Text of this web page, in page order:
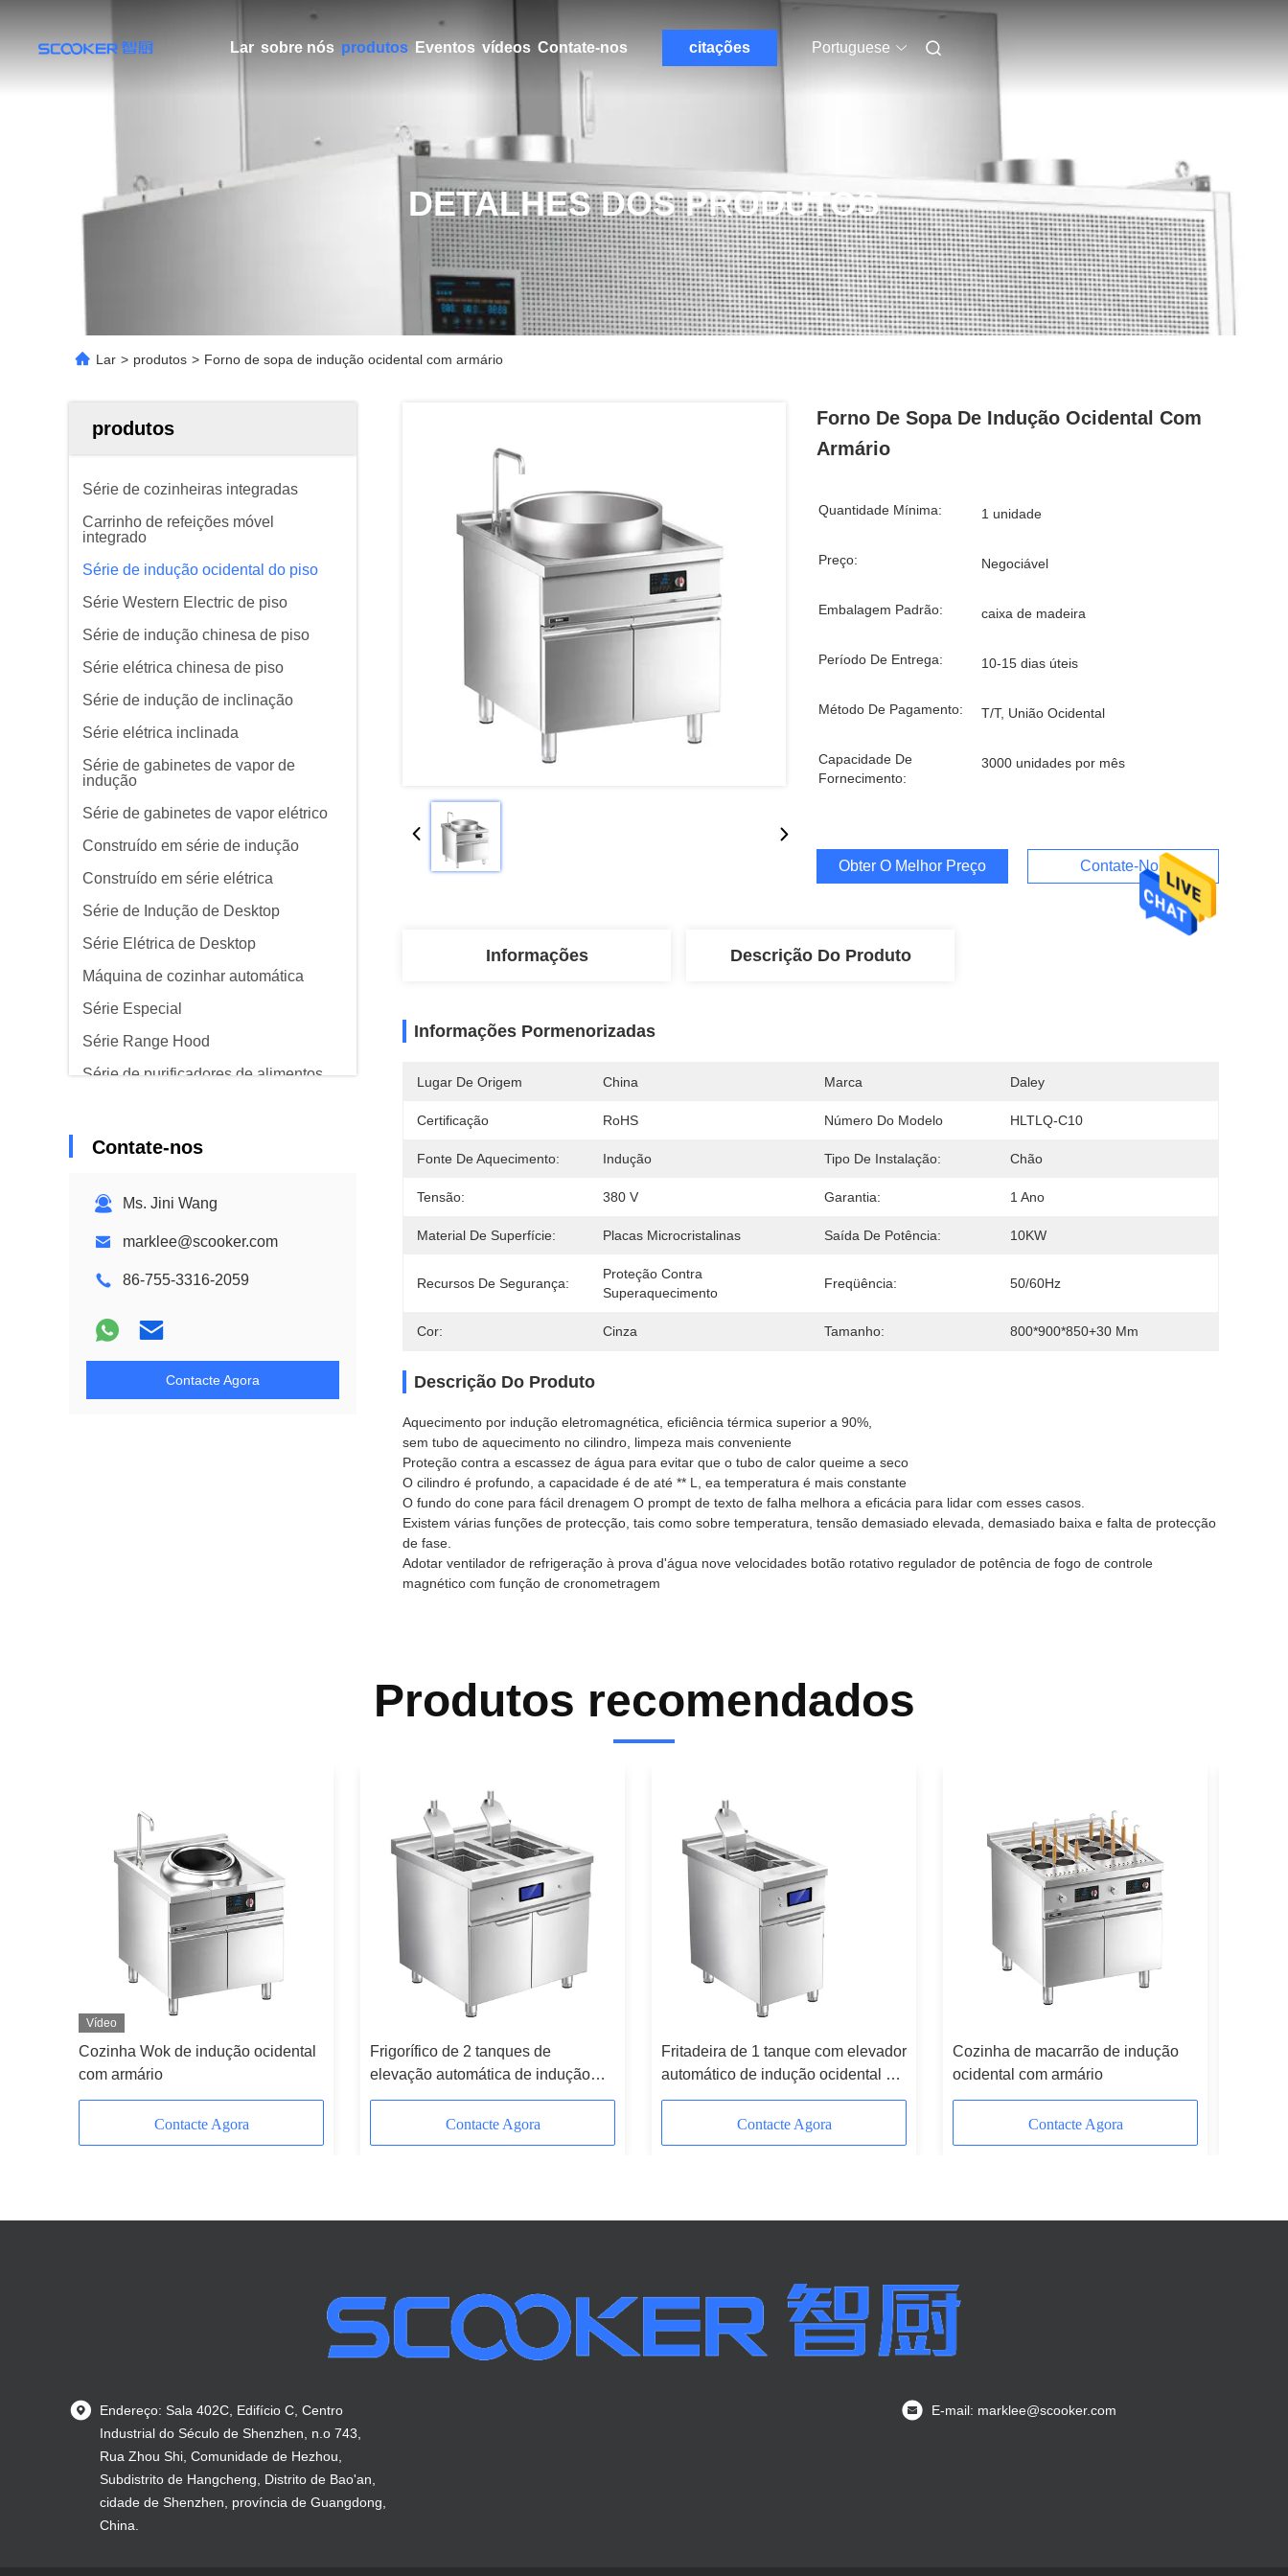
Lar sobre nós produtos Eventos vídeos Contate-nos citações Portuguese
DETALHES DOS PRODUTOS
Lar > produtos > Forno de sopa de indução ocidental com armário
produtos
Série de cozinheiras integradas
Carrinho de refeições móvel
integrado
Série de indução ocidental do piso
Série Western Electric de piso
Série de indução chinesa de piso
Série elétrica chinesa de piso
Série de indução de inclinação
Série elétrica inclinada
Série de gabinetes de vapor de
indução
Série de gabinetes de vapor elétrico
Construído em série de indução
Construído em série elétrica
Série de Indução de Desktop
Série Elétrica de Desktop
Máquina de cozinhar automática
Série Especial
Série Range Hood
Série de purificadores de alimentos
Contate-nos
Ms. Jini Wang
marklee@scooker.com
86-755-3316-2059
Contacte Agora
Forno De Sopa De Indução Ocidental Com
Armário
Quantidade Mínima: 1 unidade
Preço: Negociável
Embalagem Padrão: caixa de madeira
Período De Entrega: 10-15 dias úteis
Método De Pagamento: T/T, União Ocidental
Capacidade De
Fornecimento:
3000 unidades por mês
Obter O Melhor Preço Contate-Nos
Informações Descrição Do Produto
Informações Pormenorizadas
Lugar De Origem China Marca Daley
Certificação RoHS Número Do Modelo HLTLQ-C10
Fonte De Aquecimento: Indução Tipo De Instalação: Chão
Tensão: 380 V Garantia: 1 Ano
Material De Superfície: Placas Microcristalinas Saída De Potência: 10KW
Recursos De Segurança:
Proteção Contra
Superaquecimento
Freqüência: 50/60Hz
Cor: Cinza Tamanho: 800*900*850+30 Mm
Descrição Do Produto
Aquecimento por indução eletromagnética, eficiência térmica superior a 90%,
sem tubo de aquecimento no cilindro, limpeza mais conveniente
Proteção contra a escassez de água para evitar que o tubo de calor queime a seco
O cilindro é profundo, a capacidade é de até ** L, ea temperatura é mais constante
O fundo do cone para fácil drenagem O prompt de texto de falha melhora a eficácia para lidar com esses casos.
Existem várias funções de protecção, tais como sobre temperatura, tensão demasiado elevada, demasiado baixa e falta de protecção
de fase.
Adotar ventilador de refrigeração à prova d'água nove velocidades botão rotativo regulador de potência de fogo de controle
magnético com função de cronometragem
Produtos recomendados
Vídeo
Cozinha Wok de indução ocidental
com armário
Contacte Agora
Frigorífico de 2 tanques de
elevação automática de indução
ocidental com armário
Contacte Agora
Fritadeira de 1 tanque com elevador
automático de indução ocidental de
piso com gabinete
Contacte Agora
Cozinha de macarrão de indução
ocidental com armário
Contacte Agora
Endereço: Sala 402C, Edifício C, Centro
Industrial do Século de Shenzhen, n.o 743,
Rua Zhou Shi, Comunidade de Hezhou,
Subdistrito de Hangcheng, Distrito de Bao'an,
cidade de Shenzhen, província de Guangdong,
China.
E-mail: marklee@scooker.com